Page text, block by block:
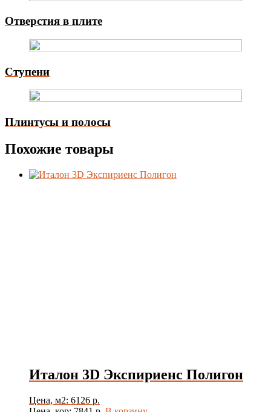
Отверстия в плите
Ступени
Плинтусы и полосы
Похожие товары
Италон 3D Экспириенс Полигон
Цена, м2: 6126 р.